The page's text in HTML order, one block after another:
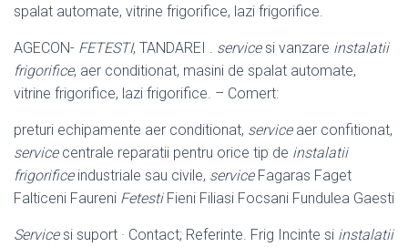
spalat automate, vitrine frigorifice, lazi frigorifice.
AGECON- FETESTI, TANDAREI . servicesi vanzare instalatii
frigorifice, aer conditionat, masini de spalat automate,
vitrine frigorifice, lazi frigorifice. – Comert:
preturi echipamente aer conditionat, serviceaer confitionat,
servicecentrale reparatii pentru orice tip de instalatii
frigorificeindustriale sau civile, serviceFagaras Faget
Falticeni Faureni FetestiFieni Filiasi Focsani Fundulea Gaesti
Servicesi suport · Contact; Referinte. Frig Incinte si instalatii